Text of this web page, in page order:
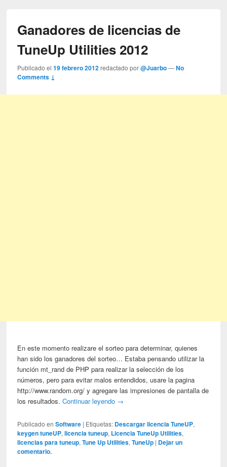
Ganadores de licencias de
TuneUp Utilities 2012
Publicado el19 febrero 2012 redactado por@Juarbo —No
Comments ↓
En este momento realizare el sorteo para determinar, quienes
han sido los ganadores del sorteo… Estaba pensando utilizar la
función mt_rand de PHP para realizar la selección de los
números, pero para evitar malos entendidos, usare la pagina
http://www.random.org/ y agregare las impresiones de pantalla de
los resultados.Continuar leyendo →
Publicado en Software | Etiquetas: Descargar licencia TuneUP,
keygen tuneUP,licencia tuneup, Licencia TuneUp Utilities,
licencias para tuneup,Tune Up Utilities,TuneUp | Dejar un
comentario.